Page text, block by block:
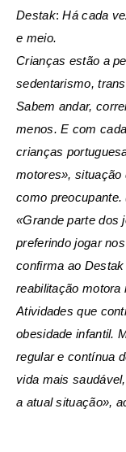
Destak:Há cada
e meio.
Crianças estão a
sedentarismo,
Sabem andar,
menos. E com
crianças
motores»,
como
«Grande parte dos
preferindo jogar
confirma ao
reabilitação motora
Atividades que
obesidade infantil.
regular e contínua
vida mais
a atual situação»,